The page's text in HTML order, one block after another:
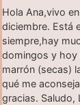
Hola Ana,vivo
diciembre. Está
siempre,hay
domingos y hoy
marrón (secas)
qué me
gracias. Saludo,